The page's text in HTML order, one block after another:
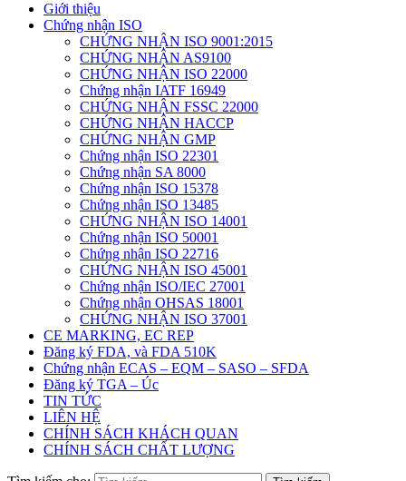
Giới thiệu
Chứng nhận ISO
CHỨNG NHẬN ISO 9001:2015
CHỨNG NHẬN AS9100
CHỨNG NHẬN ISO 22000
Chứng nhận IATF 16949
CHỨNG NHẬN FSSC 22000
CHỨNG NHẬN HACCP
CHỨNG NHẬN GMP
Chứng nhận ISO 22301
Chứng nhận SA 8000
Chứng nhận ISO 15378
Chứng nhận ISO 13485
CHỨNG NHẬN ISO 14001
Chứng nhận ISO 50001
Chứng nhận ISO 22716
CHỨNG NHẬN ISO 45001
Chứng nhận ISO/IEC 27001
Chứng nhận OHSAS 18001
CHỨNG NHẬN ISO 37001
CE MARKING, EC REP
Đăng ký FDA, và FDA 510K
Chứng nhận ECAS – EQM – SASO – SFDA
Đăng ký TGA – Úc
TIN TỨC
LIÊN HỆ
CHÍNH SÁCH KHÁCH QUAN
CHÍNH SÁCH CHẤT LƯỢNG